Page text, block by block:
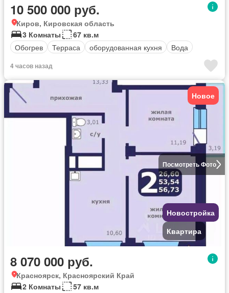
10 500 000 руб.
Киров, Кировская область
3 Комнаты
67 кв.м
Обогрев
Терраса оборудованная кухня Вода
4 часов назад
Посмотреть Фото
Новое
Новостройка
Квартира
8 070 000 руб.
Красноярск, Красноярский Край
2 Комнаты
57 кв.м